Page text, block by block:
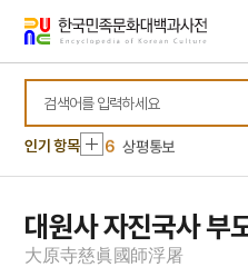
바로가기
바로가기
인기 항목
3
북조선임시인민위원회
4 훈민정음
5 농협대학교
6 상평통보
7 신앙촌
연산군 묘
9
영기
대원사 자진국사 부
大原寺慈眞國師浮屠